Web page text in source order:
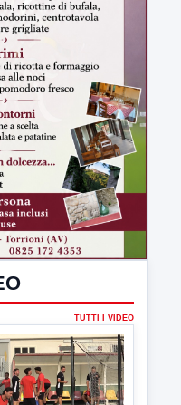
TUTTI I VIDEO
▶
BENEVENTO
Le scelte di
debutto di Coppa
al debutto di Coppa